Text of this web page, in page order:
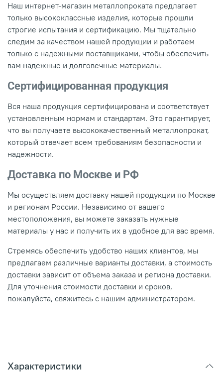
Наш интернет-магазин металлопроката предлагает
только высококлассные изделия, которые прошли
строгие испытания и сертификацию. Мы тщательно
следим за качеством нашей продукции и работаем
только с надежными поставщиками, чтобы обеспечить
вам надежные и долговечные материалы.
Сертифицированная продукция
Вся наша продукция сертифицирована и соответствует
установленным нормам и стандартам. Это гарантирует,
что вы получаете высококачественный металлопрокат,
который отвечает всем требованиям безопасности и
надежности.
Доставка по Москве и РФ
Мы осуществляем доставку нашей продукции по Москве
и регионам России. Независимо от вашего
местоположения, вы можете заказать нужные
материалы у нас и получить их в удобное для вас время.
Стремясь обеспечить удобство наших клиентов, мы
предлагаем различные варианты доставки, а стоимость
доставки зависит от объема заказа и региона доставки.
Для уточнения стоимости доставки и сроков,
пожалуйста, свяжитесь с нашим администратором.
Характеристики